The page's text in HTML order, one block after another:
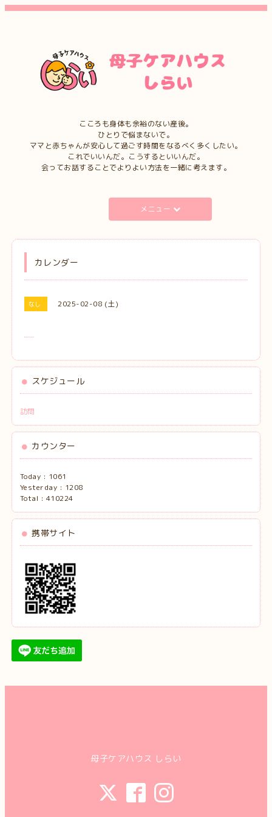
こころも身体も余裕のない産後。
ひとりで悩まないで。
ママと赤ちゃんが安心して過ごす時間をなるべく多くしたい。
これでいいんだ。こうするといいんだ。
会ってお話することでよりよい方法を一緒に考えます。
メニュー
カレンダー
なし 2025-02-08 (土)
スケジュール
訪問
カウンター
Today : 1061
Yesterday : 1208
Total : 410224
携帯サイト
母子ケアハウス しらい